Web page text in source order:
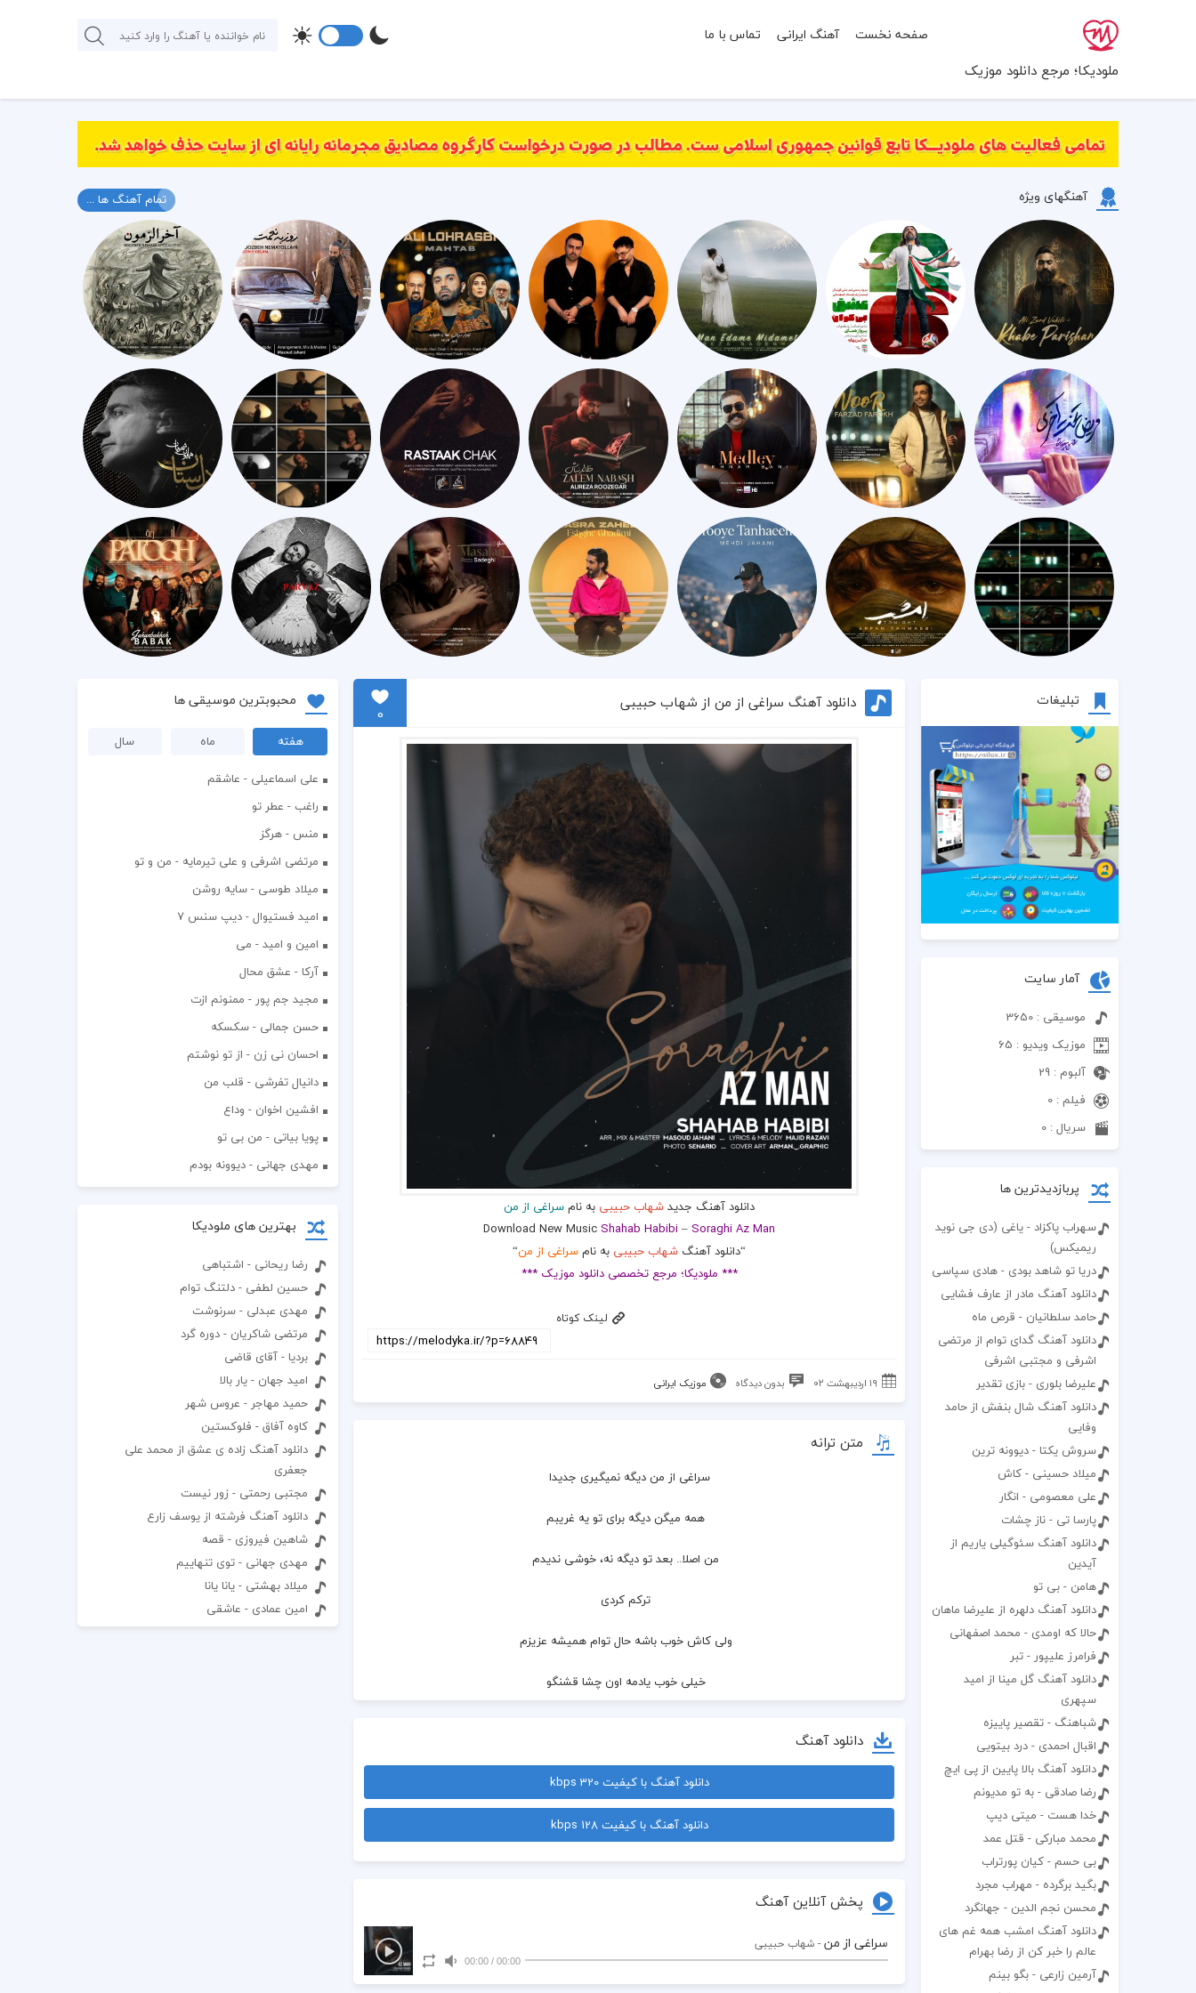
ملودیکا؛ مرجع دانلود موزیک
صفحه نخست آهنگ ایرانی تماس با ما
آهنگهای ویژه تمام آهنگ ها ...
تبلیغات
آمار سایت
موسیقی : 3650
موزیک ویدیو : 65
آلبوم : 29
فیلم : 0
سریال : 0
پربازدیدترین ها
سهراب پاکزاد - یاغی (دی جی نوید
ریمیکس)
دریا تو شاهد بودی - هادی سپاسی
دانلود آهنگ مادر از عارف فشایی
حامد سلطانیان - قرص ماه
دانلود آهنگ گدای توام از مرتضی
اشرفی و مجتبی اشرفی
علیرضا بلوری - بازی تقدیر
دانلود آهنگ شال بنفش از حامد
وفایی
سروش یکتا - دیوونه ترین
میلاد حسینی - کاش
علی معصومی - انگار
پارسا تی - ناز چشات
دانلود آهنگ سئوگیلی یاریم از
آیدین
هامن - بی تو
دانلود آهنگ دلهره از علیرضا ماهان
حالا که اومدی - محمد اصفهانی
فرامرز علیپور - تبر
دانلود آهنگ گل مینا از امید
سپهری
شباهنگ - تقصیر پاییزه
اقبال احمدی - درد بیتویی
دانلود آهنگ بالا پایین از پی ایچ
رضا صادقی - به تو مدیونم
خدا هست - میتی دیپ
محمد مبارکی - قتل عمد
بی حسم - کیان پورتراب
بگید برگرده - مهراب مجرد
محسن نجم الدین - جهانگرد
دانلود آهنگ امشب همه غم های
عالم را خبر کن از رضا بهرام
آرمین زارعی - بگو بینم
دانلود آهنگ سراغی از من از شهاب حبیبی
0
دانلود آهنگ جدیدشهاب حبیبی به نامسراغی از من
Download New MusicShahab Habibi–Soraghi Az Man
“دانلود آهنگ شهاب حبیبی به نامسراغی از من“
*** ملودیکا؛ مرجع تخصصی دانلود موزیک ***
لینک کوتاه
۱۹ اردیبهشت ۰۲ بدون دیدگاه موزیک ایرانی
متن ترانه
سراغی از من دیگه نمیگیری جدیدا
  همه میگن دیگه برای تو یه غریبم
  من اصلا.. بعد تو دیگه نه، خوشی ندیدم
  ترکم کردی
  ولی کاش خوب باشه حال توام همیشه عزیزم
  خیلی خوب یادمه اون چشا قشنگو
  به دونه دونه ی خاطراتمون
  کردی این عشقو تموم
  کی دیده بزنی سر به حالم
دانلود آهنگ
دانلود آهنگ با کیفیت 320 kbps
دانلود آهنگ با کیفیت 128 kbps
پخش آنلاین آهنگ
سراغی از من - شهاب حبیبی
00:00
/
00:00
محبوبترین موسیقی ها
هفته ماه
سال
علی اسماعیلی - عاشقم
راغب - عطر تو
منس - هرگز
مرتضی اشرفی و علی تیرمایه - من و تو
میلاد طوسی - سایه روشن
اميد فستيوال - ديپ سنس ۷
امین و امید - می
آرکا - عشق محال
مجید جم پور - ممنونم ازت
حسن جمالی - سکسکه
احسان نی زن - از تو نوشتم
دانیال تفرشی - قلب من
افشين اخوان - وداع
پویا بیاتی - من بی تو
مهدی جهانی - دیوونه بودم
بهترین های ملودیکا
رضا ریحانی - اشتباهی
حسین لطفی - دلتنگ توام
مهدی عبدلی - سرنوشت
مرتضی شاکریان - دوره گرد
بردیا - آقای قاضی
امید جهان - یار بالا
حمید مهاجر - عروس شهر
کاوه آفاق - فلوکستین
دانلود آهنگ زاده ی عشق از محمد علی
جعفری
مجتبی رحمتی - زور نیست
دانلود آهنگ فرشته از یوسف زارع
شاهین فیروزی - قصه
مهدی جهانی - توی تنهاییم
میلاد بهشتی - یانا یانا
امین عمادی - عاشقی